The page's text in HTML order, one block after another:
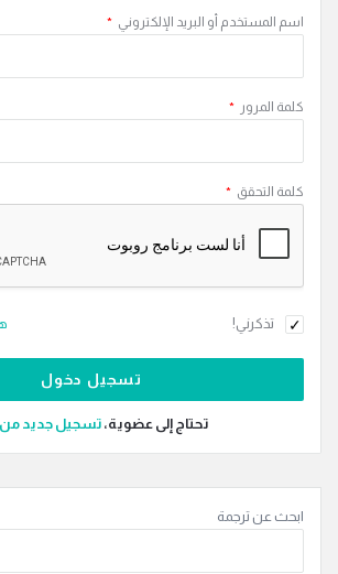
اسم المستخدم أو البريد الإلكتروني *
كلمة المرور *
كلمة التحقق *
تذكرني!
تحتاج إلى عضوية،‫تسجيل جديد من
الجانبية
ابحث عن ترجمة